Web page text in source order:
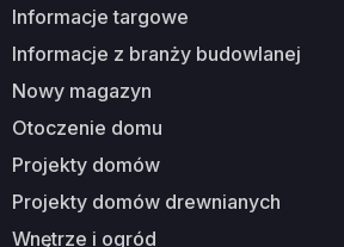
informacje targowe
informacje z branży budowlanej
nowy magazyn
otoczenie domu
projekty domów
projekty domów drewnianych
wnętrze i ogród